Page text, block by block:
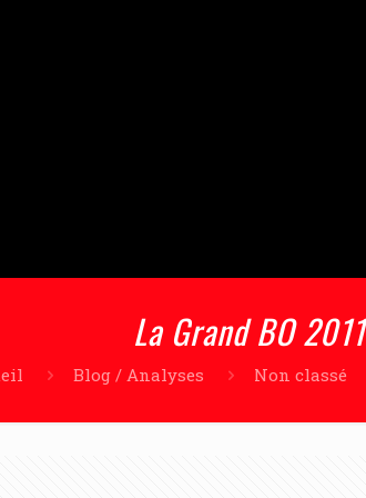
La Grand BO 2011
Blog / Analyses Non classé